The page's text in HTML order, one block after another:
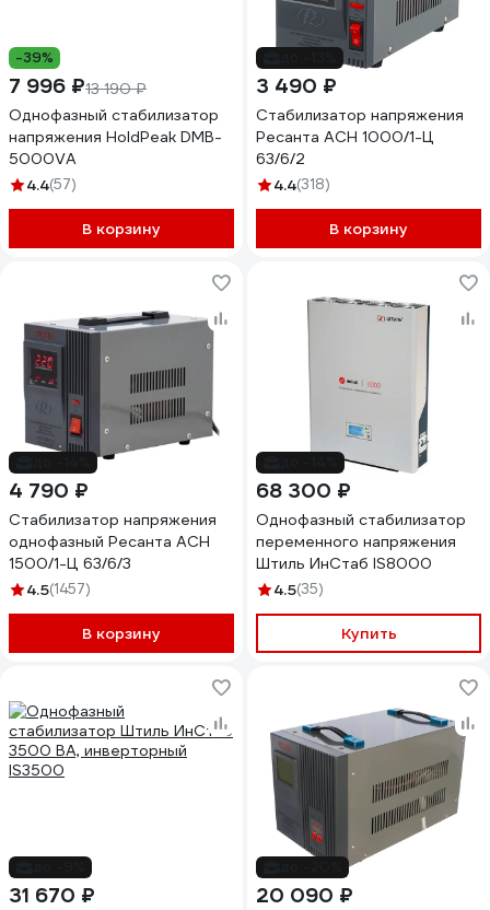
-39%
7 996 ₽13 190 ₽
Однофазный стабилизатор
напряжения HoldPeak DMB-
5000VA
4.4(57)
В корзину
3 490 ₽
Стабилизатор напряжения
Ресанта АСН 1000/1-Ц
63/6/2
4.4(318)
В корзину
4 790 ₽
Стабилизатор напряжения
однофазный Ресанта АСН
1500/1-Ц 63/6/3
4.5(1457)
В корзину
68 300 ₽
Однофазный стабилизатор
переменного напряжения
Штиль ИнСтаб IS8000
4.5(35)
Купить
31 670 ₽ 20 090 ₽